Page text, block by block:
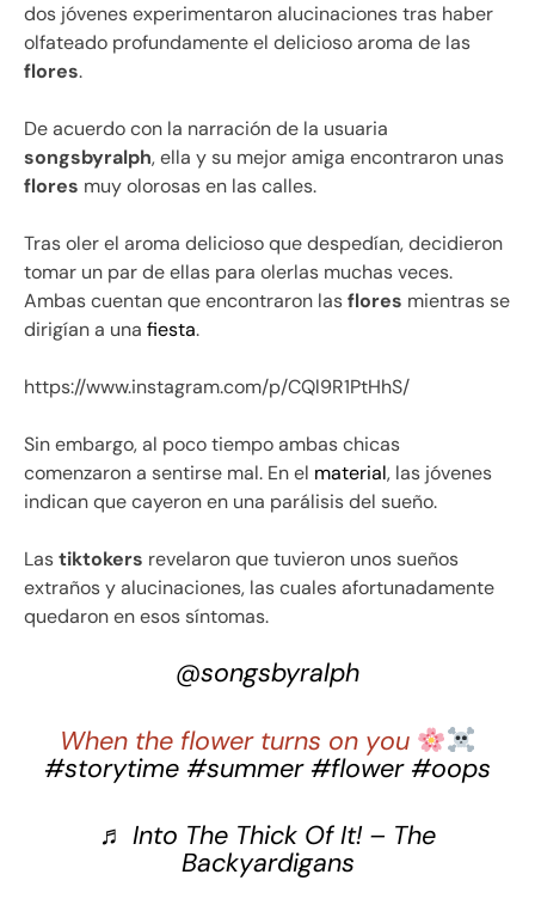
dos jóvenes experimentaron alucinaciones tras haber
olfateado profundamente el delicioso aroma de las
flores.
De acuerdo con la narración de la usuaria
songsbyralph, ella y su mejor amiga encontraron unas
flores muy olorosas en las calles.
Tras oler el aroma delicioso que despedían, decidieron
tomar un par de ellas para olerlas muchas veces.
Ambas cuentan que encontraron lasflores mientras se
dirigían a una fiesta.
https://www.instagram.com/p/CQl9R1PtHhS/
Sin embargo, al poco tiempo ambas chicas
comenzaron a sentirse mal. En el material, las jóvenes
indican que cayeron en una parálisis del sueño.
Lastiktokers revelaron que tuvieron unos sueños
extraños y alucinaciones, las cuales afortunadamente
quedaron en esos síntomas.
@songsbyralph
When the flower turns on you
#storytime #summer #flower #oops
♬ Into The Thick Of It! – The
Backyardigans